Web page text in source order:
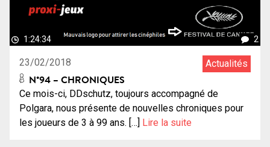
1:24:34 2
23/02/2018 Actualités
N°94 – CHRONIQUES
Ce mois-ci, DDschutz, toujours accompagné de
Polgara, nous présente de nouvelles chroniques pour
les joueurs de 3 à 99 ans. […] Lire la suite